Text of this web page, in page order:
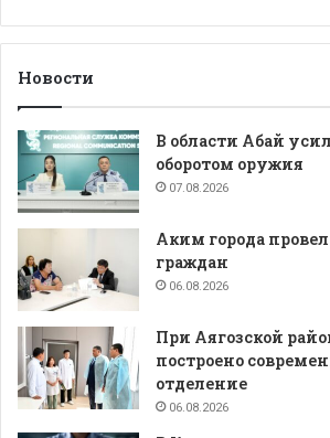
Новости
В области Абай
оборотом оружия
07.08.2026
Аким города
граждан
06.08.2026
При Аягозской
построено
отделение
06.08.2026